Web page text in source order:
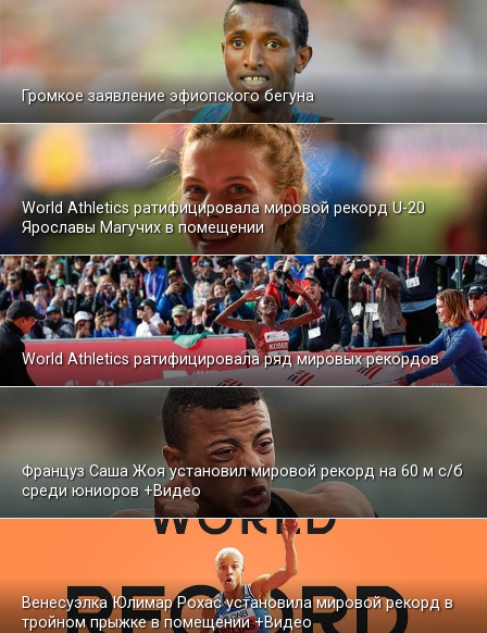
Громкое заявление эфиопского бегуна
World Athletics ратифицировала мировой рекорд U-20
Ярославы Магучих в помещении
World Athletics ратифицировала ряд мировых рекордов
Француз Саша Жоя установил мировой рекорд на 60 м с/б
среди юниоров +Видео
Венесуэлка Юлимар Рохас установила мировой рекорд в
тройном прыжке в помещении +Видео